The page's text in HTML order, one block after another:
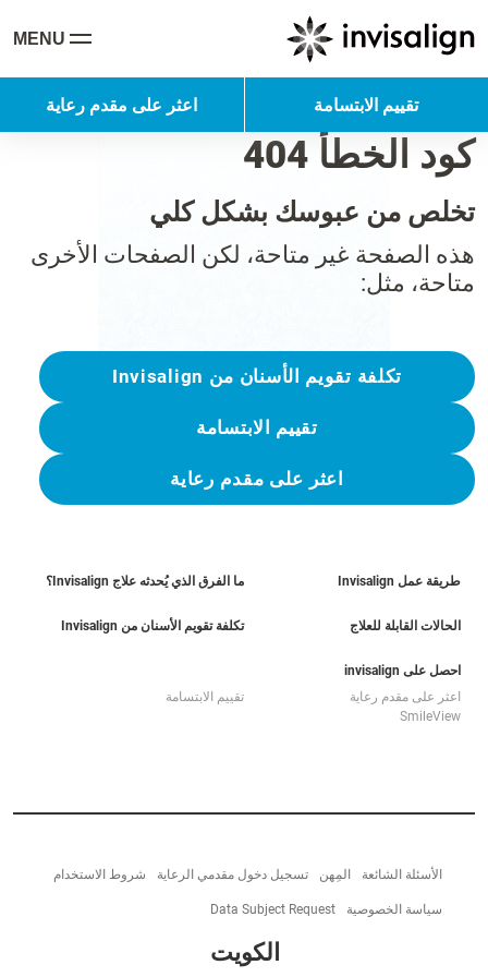
MENU
تقييم الابتسامة اعثر على مقدم رعاية
كود الخطأ 404
تخلص من عبوسك بشكل كلي
هذه الصفحة غير متاحة، لكن الصفحات الأخرى
متاحة، مثل:
تكلفة تقويم الأسنان من Invisalign
تقييم الابتسامة
اعثر على مقدم رعاية
طريقة عمل Invisalign ما الفرق الذي يُحدثه علاج Invisalign؟
الحالات القابلة للعلاج تكلفة تقويم الأسنان من Invisalign
احصل على invisalign
اعثر على مقدم رعاية
تقييم الابتسامة
SmileView
الأسئلة الشائعة المِهن تسجيل دخول مقدمي الرعاية شروط الاستخدام
سياسة الخصوصية Data Subject Request
الكويت‎